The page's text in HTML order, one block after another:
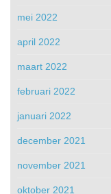
mei 2022
april 2022
maart 2022
februari 2022
januari 2022
december 2021
november 2021
oktober 2021